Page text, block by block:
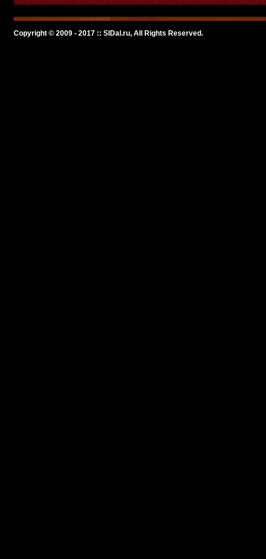
Copyright © 2009 - 2017 :: SlDal.ru, All Rights Reserved.